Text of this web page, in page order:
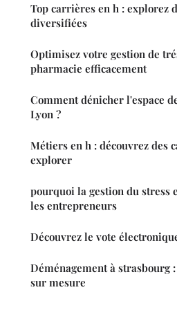
Top carrières en h : explorez
diversifiées
Optimisez votre gestion de
pharmacie efficacement
Comment dénicher l'espace
Lyon ?
Métiers en h : découvrez des
explorer
pourquoi la gestion du stress
les entrepreneurs
Découvrez le vote
Déménagement à strasbourg
sur mesure